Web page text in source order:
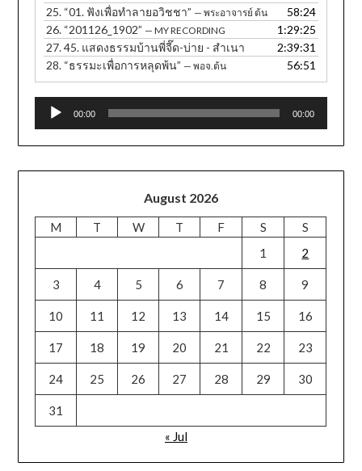
25. “01. ฟังเพื่อทำลายอวิชชา” — พระอาจารย์ ต้น
58:24
26. “201126_1902” — MY RECORDING
1:29:25
27.45. แสดงธรรมบ้านพี่จี๊ด-บ่าย - สำเนา
2:39:31
28. “ธรรมะเพื่อการหลุดพ้น” — พอจ.ต้น 56:51
Audio
00:00 00:00
August 2026
M T W T F S
S
1
2
3 4 5 6 7 8 9
10 11 12 13 14 15 16
17 18 19 20 21 22 23
24 25 26 27 28 29 30
31
« Jul